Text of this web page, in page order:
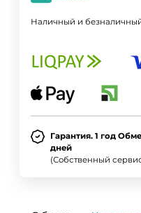
Наличный и
Гарантия. 1 год
дней
(Собственный